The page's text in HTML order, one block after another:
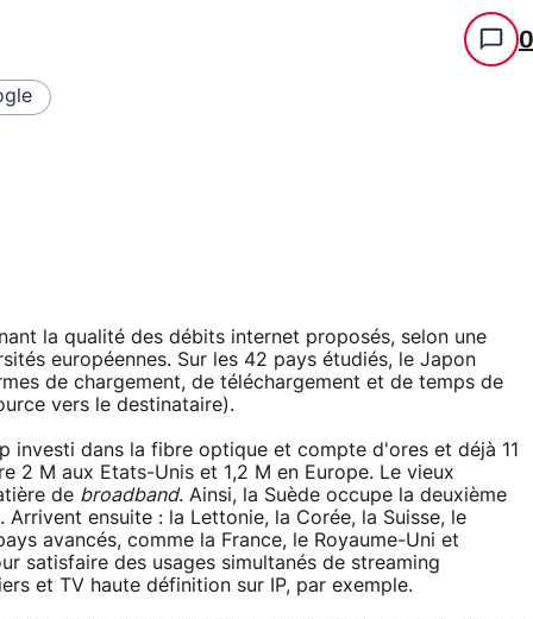
0
la qualité des débits internet proposés, selon une
européennes. Sur les 42 pays étudiés, le Japon
de chargement, de téléchargement et de temps de
vers le destinataire).
investi dans la fibre optique et compte d'ores et déjà 11
2 M aux Etats-Unis et 1,2 M en Europe. Le vieux
de broadband. Ainsi, la Suède occupe la deuxième
ensuite : la Lettonie, la Corée, la Suisse, le
avancés, comme la France, le Royaume-Uni et
satisfaire des usages simultanés de streaming
et TV haute définition sur IP, par exemple.